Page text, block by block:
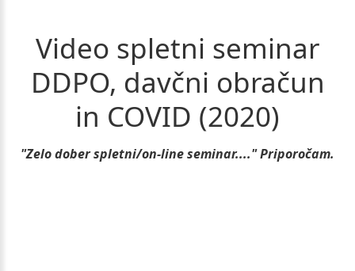
Video spletni seminar
DDPO, davčni obračun
in COVID (2020)
"Zelo dober spletni/on-line seminar...." Priporočam.